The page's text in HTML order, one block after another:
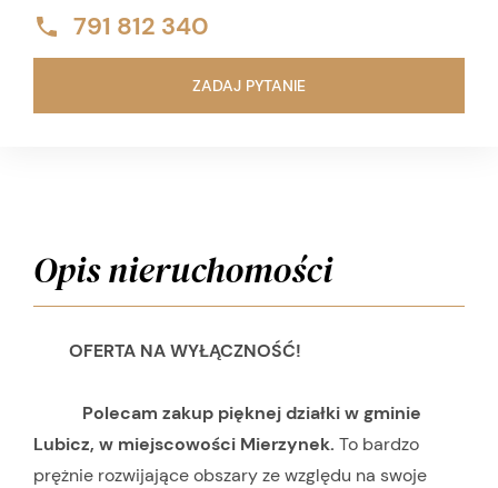
791 812 340
ZADAJ PYTANIE
Opis nieruchomości
OFERTA NA WYŁĄCZNOŚĆ!
Polecam zakup pięknej działki w gminie
Lubicz, w miejscowości Mierzynek. To bardzo
prężnie rozwijające obszary ze względu na swoje